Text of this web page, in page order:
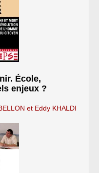
École,
enjeux ?
et Eddy KHALDI